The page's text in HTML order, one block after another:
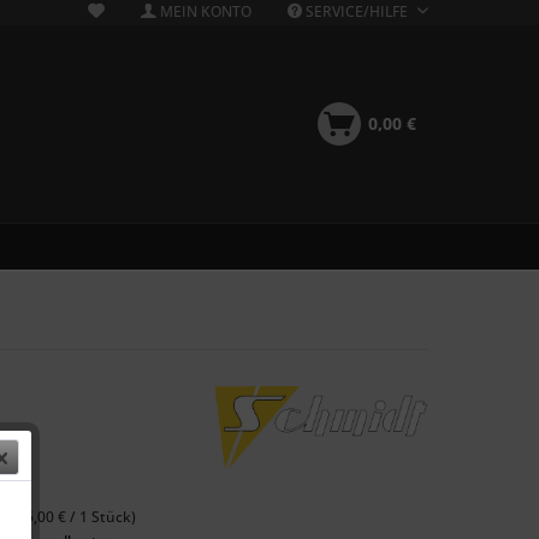
MEIN KONTO SERVICE/HILFE
0,00 €
(175,00 € / 1 Stück)